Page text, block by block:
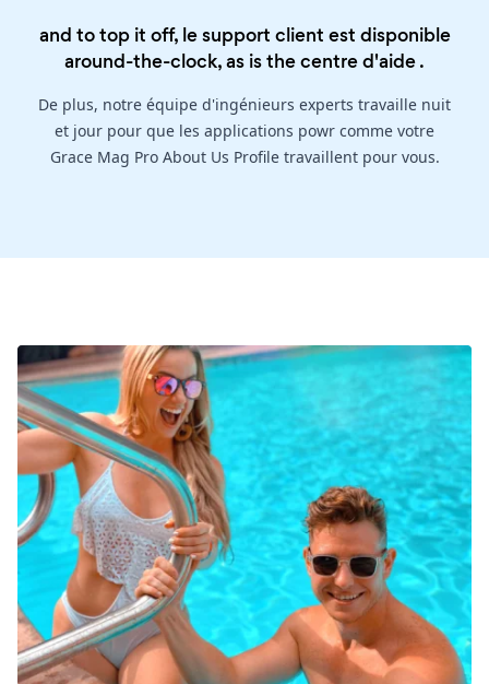
and to top it off, le support client est disponible
around-the-clock, as is thecentre d'aide.
De plus, notre équipe d'ingénieurs experts travaille nuit
et jour pour que les applications powr comme votre
Grace Mag Pro About Us Profile travaillent pour vous.